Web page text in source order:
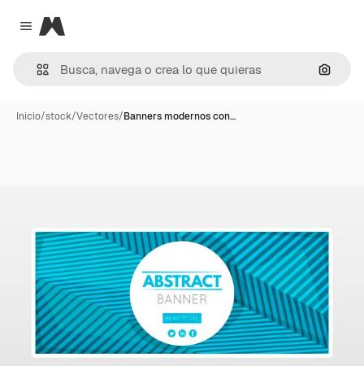
Close menu
Magnific
Inicio/stock/Vectores/Banners modernos con…